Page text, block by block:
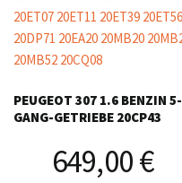
PEUGEOT 307 1.6 BENZIN 5-
GANG-GETRIEBE 20CP43
649,00€